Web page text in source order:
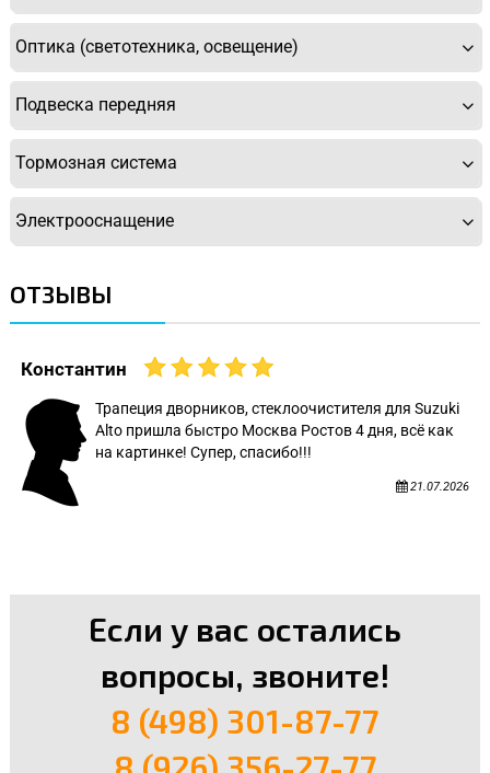
Оптика (светотехника, освещение)
Подвеска передняя
Тормозная система
Электрооснащение
ОТЗЫВЫ
Константин
Трапеция дворников, стеклоочистителя для Suzuki
Alto пришла быстро Москва Ростов 4 дня, всё как
на картинке! Супер, спасибо!!!
21.07.2026
Если у вас остались
вопросы, звоните!
8 (498) 301-87-77